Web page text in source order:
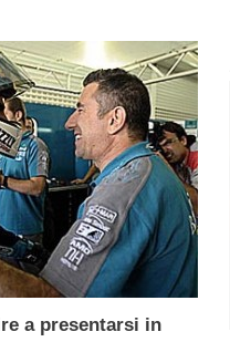
a presentarsi in